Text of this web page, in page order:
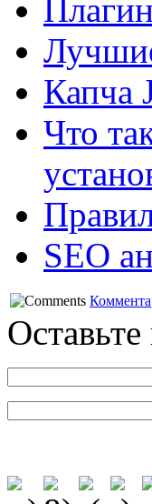
Капча
Что
SEO